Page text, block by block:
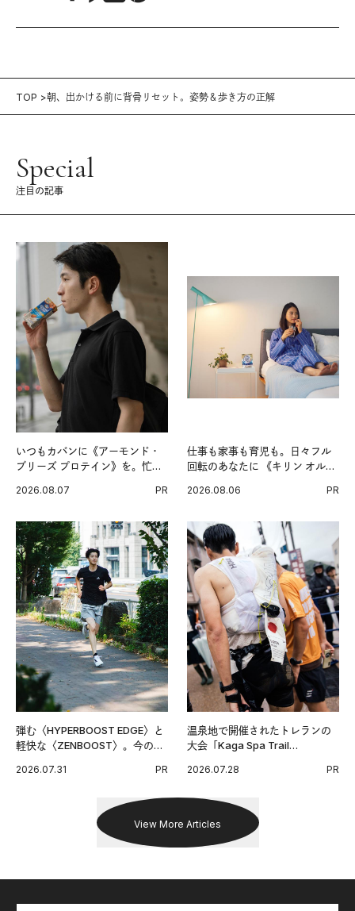
TOP 朝、出かける前に背骨リセット。姿勢＆歩き方の正解
Special
注目の記事
いつもカバンに《アーモンド・
ブリーズ プロテイン》を。忙し
グ習慣。
2026.08.07 PR
仕事も家事も育児も。日々フル
回転のあなたに 《キリン オルニ
2026.08.06 PR
弾む〈HYPERBOOST EDGE〉と
軽快な〈ZENBOOST〉。今の時
出した新機軸。
2026.07.31 PR
温泉地で開催されたトレランの
大会「Kaga Spa Trail
戦を夢見るランナーたちの奮闘
2026.07.28 PR
View More Articles